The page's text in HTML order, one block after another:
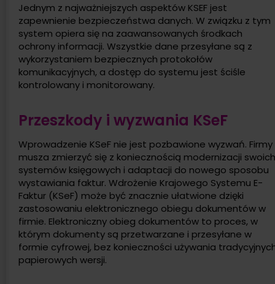
Jednym z najważniejszych aspektów KSEF jest
zapewnienie bezpieczeństwa danych. W związku z tym
system opiera się na zaawansowanych środkach
ochrony informacji. Wszystkie dane przesyłane są z
wykorzystaniem bezpiecznych protokołów
komunikacyjnych, a dostęp do systemu jest ściśle
kontrolowany i monitorowany.
Przeszkody i wyzwania KSeF
Wprowadzenie KSeF nie jest pozbawione wyzwań. Firmy
musza zmierzyć się z koniecznością modernizacji swoich
systemów księgowych i adaptacji do nowego sposobu
wystawiania faktur. Wdrożenie Krajowego Systemu E-
Faktur (KSeF) może być znacznie ułatwione dzięki
zastosowaniu elektronicznego obiegu dokumentów w
firmie. Elektroniczny obieg dokumentów to proces, w
którym dokumenty są przetwarzane i przesyłane w
formie cyfrowej, bez konieczności używania
papierowych wersji.